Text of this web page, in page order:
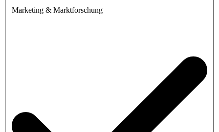
Marketing & Marktforschung